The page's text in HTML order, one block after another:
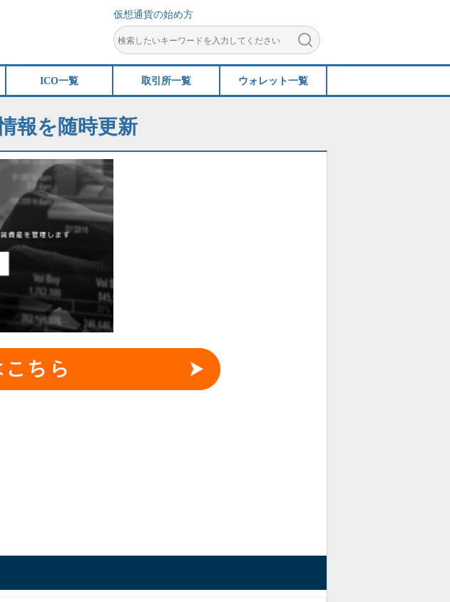
仮想通貨の始め方
ICO一覧 取引所一覧 ウォレット一覧
報を随時更新